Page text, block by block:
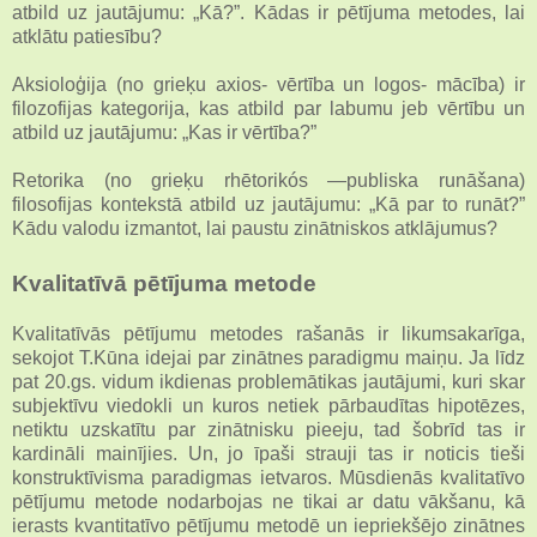
atbild uz jautājumu: „Kā?”. Kādas ir pētījuma metodes, lai
atklātu patiesību?
Aksioloģija (no grieķu axios- vērtība un logos- mācība) ir
filozofijas kategorija, kas atbild par labumu jeb vērtību un
atbild uz jautājumu: „Kas ir vērtība?”
Retorika (no grieķu rhētorikós —publiska runāšana)
filosofijas kontekstā atbild uz jautājumu: „Kā par to runāt?”
Kādu valodu izmantot, lai paustu zinātniskos atklājumus?
Kvalitatīvā pētījuma metode
Kvalitatīvās pētījumu metodes rašanās ir likumsakarīga,
sekojot T.Kūna idejai par zinātnes paradigmu maiņu. Ja līdz
pat 20.gs. vidum ikdienas problemātikas jautājumi, kuri skar
subjektīvu viedokli un kuros netiek pārbaudītas hipotēzes,
netiktu uzskatītu par zinātnisku pieeju, tad šobrīd tas ir
kardināli mainījies. Un, jo īpaši strauji tas ir noticis tieši
konstruktīvisma paradigmas ietvaros. Mūsdienās kvalitatīvo
pētījumu metode nodarbojas ne tikai ar datu vākšanu, kā
ierasts kvantitatīvo pētījumu metodē un iepriekšējo zinātnes